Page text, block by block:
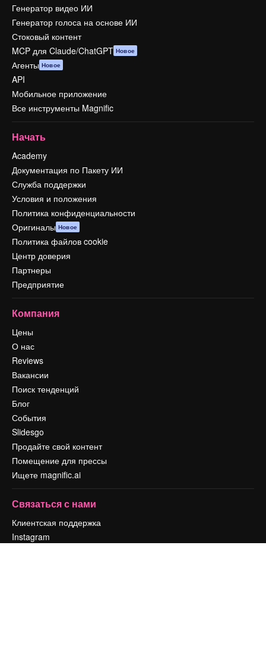
Генератор видео ИИ
Генератор голоса на основе ИИ
Стоковый контент
MCP для Claude/ChatGPT Новое
Агенты Новое
API
Мобильное приложение
Все инструменты Magnific
Начать
Academy
Документация по Пакету ИИ
Служба поддержки
Условия и положения
Политика конфиденциальности
Оригиналы Новое
Политика файлов cookie
Центр доверия
Партнеры
Предприятие
Компания
Цены
О нас
Reviews
Вакансии
Поиск тенденций
Блог
События
Slidesgo
Продайте свой контент
Помещение для прессы
Ищете magnific.ai
Связаться с нами
Клиентская поддержка
Instagram